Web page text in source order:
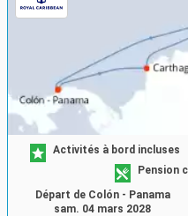
Activités à bord incluses
Pension
Départ de Colón - Panama
sam. 04 mars 2028